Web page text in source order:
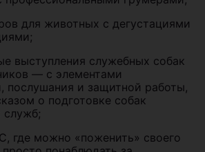
для животных с дегустациями
выступления служебных собак
— с элементами
послушания и защитной работы,
о подготовке собак
служб;
где можно «поженить» своего